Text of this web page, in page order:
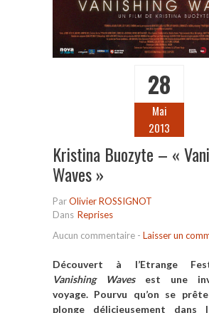
28
Mai
2013
Kristina Buozyte – «
Waves »
ParOlivier ROSSIGNOT
Dans Reprises
Aucun commentaire - Laisser un
Découvert à l’Etrange
Vanishing Wavesest une
voyage. Pourvu qu’on se
plonge délicieusement dans